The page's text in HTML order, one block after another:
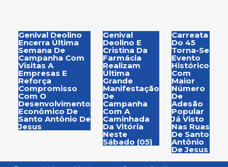
Genival Deolino
Encerra Última
Semana De
Campanha Com
Visitas A
Empresas E
Reforça
Compromisso
Com O
Desenvolvimento
Econômico De
Santo Antônio De
Jesus
Genival
Deolino E
Cristina Da
Farmácia
Realizam
Última
Grande
Manifestação
De
Campanha
Com A
Caminhada
Da Vitória
Neste
Sábado (05)
Carreata
Do 45
Torna-Se
Evento
Histórico
Com
Maior
Número
De
Adesão
Popular
Já Visto
Nas Ruas
De Santo
Antônio
De Jesus